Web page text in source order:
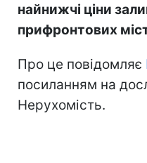
найнижчі ціни
прифронтових
Про це повідомляє
посиланням на
Нерухомість.